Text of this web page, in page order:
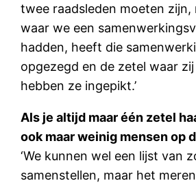
twee raadsleden moeten zijn,
waar we een
hadden, heeft die
opgezegd en de zetel waar
hebben ze ingepikt.’
Als je altijd maar één zetel
ook maar weinig mensen op
‘We kunnen wel een lijst van
samenstellen, maar het